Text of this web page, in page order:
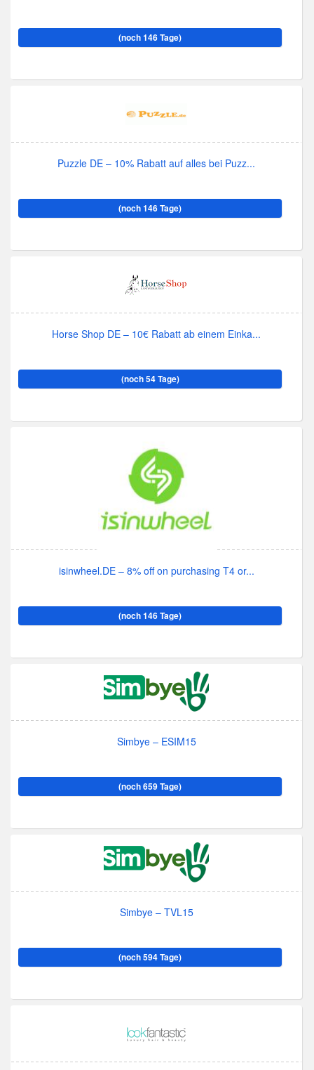
(noch 146 Tage)
Puzzle DE – 10% Rabatt auf alles bei Puzz...
(noch 146 Tage)
Horse Shop DE – 10€ Rabatt ab einem Einka...
(noch 54 Tage)
isinwheel.DE – 8% off on purchasing T4 or...
(noch 146 Tage)
Simbye – ESIM15
(noch 659 Tage)
Simbye – TVL15
(noch 594 Tage)